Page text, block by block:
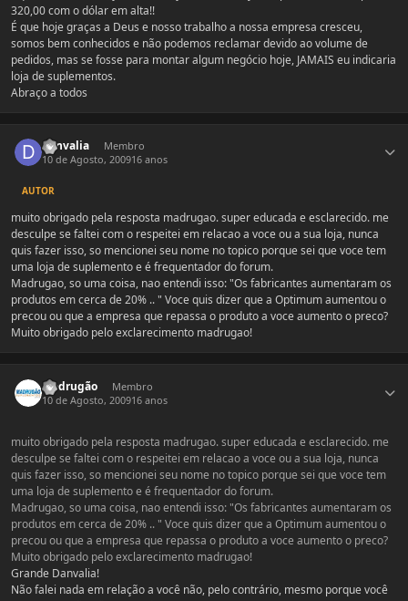
320,00 com o dólar em alta!!
É que hoje graças a Deus e nosso trabalho a nossa empresa cresceu,
somos bem conhecidos e não podemos reclamar devido ao volume de
pedidos, mas se fosse para montar algum negócio hoje, JAMAIS eu indicaria
loja de suplementos.
Abraço a todos
danvalia
Membro
10 de Agosto, 200916 anos
AUTOR
muito obrigado pela resposta madrugao. super educada e esclarecido. me
desculpe se faltei com o respeitei em relacao a voce ou a sua loja, nunca
quis fazer isso, so mencionei seu nome no topico porque sei que voce tem
uma loja de suplemento e é frequentador do forum.
Madrugao, so uma coisa, nao entendi isso: "Os fabricantes aumentaram os
produtos em cerca de 20% .. " Voce quis dizer que a Optimum aumentou o
precou ou que a empresa que repassa o produto a voce aumento o preco?
Muito obrigado pelo exclarecimento madrugao!
Madrugão
Membro
10 de Agosto, 200916 anos
muito obrigado pela resposta madrugao. super educada e esclarecido. me
desculpe se faltei com o respeitei em relacao a voce ou a sua loja, nunca
quis fazer isso, so mencionei seu nome no topico porque sei que voce tem
uma loja de suplemento e é frequentador do forum.
Madrugao, so uma coisa, nao entendi isso: "Os fabricantes aumentaram os
produtos em cerca de 20% .. " Voce quis dizer que a Optimum aumentou o
precou ou que a empresa que repassa o produto a voce aumento o preco?
Muito obrigado pelo exclarecimento madrugao!
Grande Danvalia!
Não falei nada em relação a você não, pelo contrário, mesmo porque você